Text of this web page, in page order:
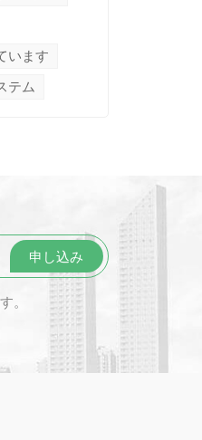
います
テム
。